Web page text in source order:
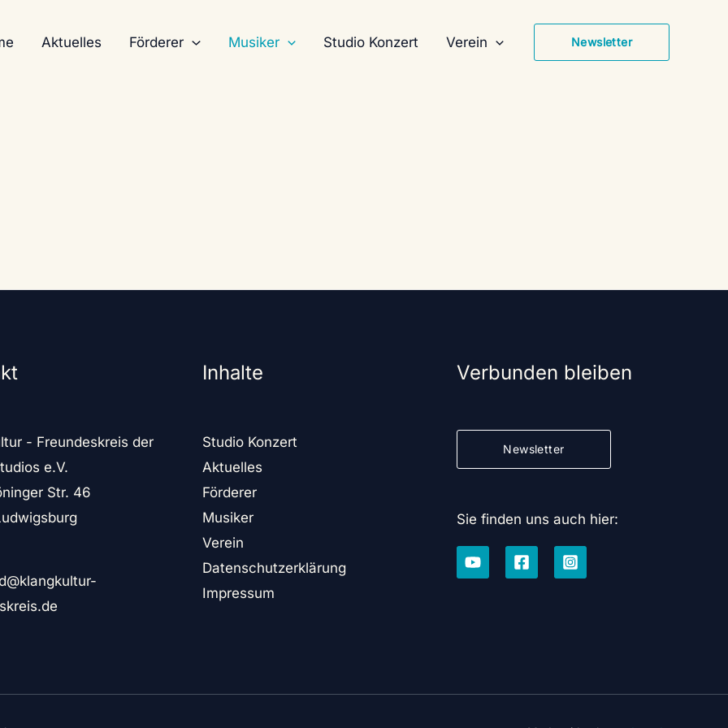
Aktuelles Förderer Musiker Studio Konzert Verein Newsletter
- Freundeskreis der
e.V.
Str. 46
Inhalte
Studio Konzert
Aktuelles
Förderer
Musiker
Verein
Datenschutzerklärung
Impressum
Verbunden bleiben
Newsletter
Sie finden uns auch hier: